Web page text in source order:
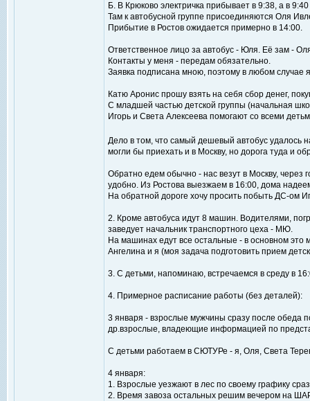
Б. В Крюково электричка прибывает в 9:38, а в
Там к автобусной группе присоединяются Оля
Прибытие в Ростов ожидается примерно в 14:00.
Ответственное лицо за автобус - Юля. Её зам -
Контакты у меня - передам обязательно.
Заявка подписана мною, поэтому в любом случае
Катю Аронис прошу взять на себя сбор денег,
С младшей частью детской группы (начальная
Игорь и Света Алексеева помогают со всеми
Дело в том, что самый дешевый автобус удалось
могли бы приехать и в Москву, но дорога туда и
Обратно едем обычно - нас везут в Москву,
удобно. Из Ростова выезжаем в 16:00, дома
На обратной дороге хочу просить побыть ДС-ом
2. Кроме автобуса идут 8 машин. Водителями,
заведует начальник транспортного цеха - МЮ.
На машинах едут все остальные - в основном это
Ангелина и я (моя задача подготовить прием
3. С детьми, напоминаю, встречаемся в среду в
4. Примерное расписание работы (без деталей):
3 января - взрослые мужчины сразу после обеда
др.взрослые, владеющие информацией по
С детьми работаем в СЮТУРе - я, Оля, Света
4 января:
1. Взрослые уезжают в лес по своему графику
2. Время завоза остальных решим вечером на